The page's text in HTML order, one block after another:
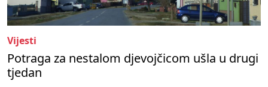
Vijesti
Potraga za nestalom djevojčicom ušla u drugi
tjedan